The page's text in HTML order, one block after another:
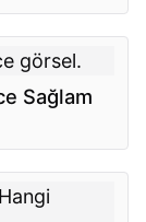
Sağlam